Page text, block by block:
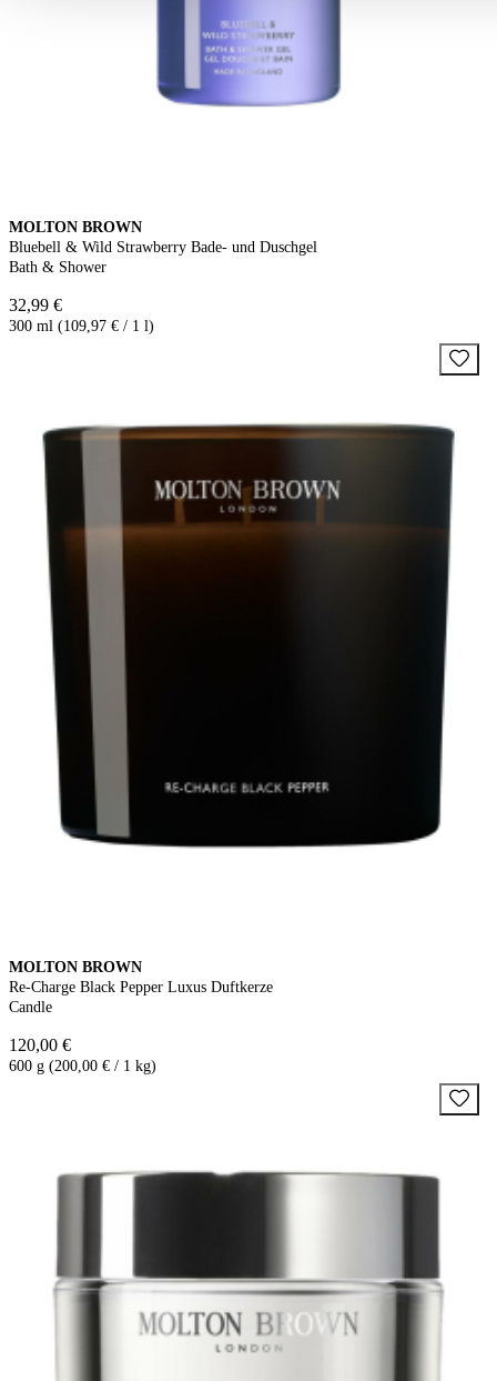
MOLTON BROWN
Bluebell & Wild Strawberry Bade- und Duschgel
Bath & Shower
32,99 €
300 ml (109,97 € / 1 l)
MOLTON BROWN
Re-Charge Black Pepper Luxus Duftkerze
Candle
120,00 €
600 g (200,00 € / 1 kg)